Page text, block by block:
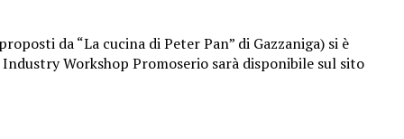
da “La cucina di Peter Pan” di Gazzaniga) si è
Workshop Promoserio sarà disponibile sul sito